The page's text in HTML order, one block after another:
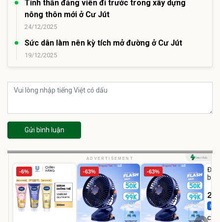
Tinh thần đảng viên đi trước trong xây dựng
nông thôn mới ở Cư Jút
24/12/2025
Sức dân làm nên kỳ tích mở đường ở Cư Jút
19/12/2025
Gửi bình luận
ADVERTISEMENT
-6% -63% -63%
Đai
bé
Hot